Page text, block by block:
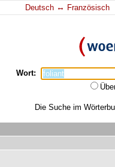
Deutsch ↔ Französisch
Wort:
Die Suche im